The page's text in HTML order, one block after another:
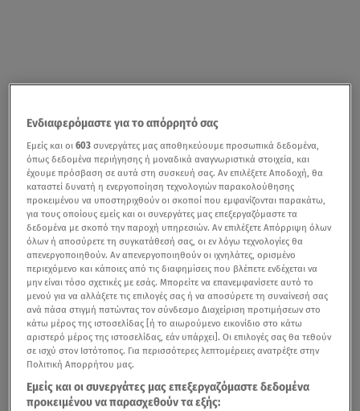
Ενδιαφερόμαστε για το απόρρητό σας
Εμείς και οι603 συνεργάτες μας αποθηκεύουμε προσωπικά δεδομένα,
όπως δεδομένα περιήγησης ή μοναδικά αναγνωριστικά στοιχεία, και
έχουμε πρόσβαση σε αυτά στη συσκευή σας. Αν επιλέξετε Αποδοχή, θα
καταστεί δυνατή η ενεργοποίηση τεχνολογιών παρακολούθησης
προκειμένου να υποστηριχθούν οι σκοποί που εμφανίζονται παρακάτω,
για τους οποίους εμείς και οι συνεργάτες μας επεξεργαζόμαστε τα
δεδομένα με σκοπό την παροχή υπηρεσιών. Αν επιλέξετε Απόρριψη όλων
όλων ή αποσύρετε τη συγκατάθεσή σας, οι εν λόγω τεχνολογίες θα
απενεργοποιηθούν. Αν απενεργοποιηθούν οι ιχνηλάτες, ορισμένο
περιεχόμενο και κάποιες από τις διαφημίσεις που βλέπετε ενδέχεται να
μην είναι τόσο σχετικές με εσάς. Μπορείτε να επανεμφανίσετε αυτό το
μενού για να αλλάξετε τις επιλογές σας ή να αποσύρετε τη συναίνεσή σας
ανά πάσα στιγμή πατώντας τον σύνδεσμο Διαχείριση προτιμήσεων στο
κάτω μέρος της ιστοσελίδας [ή το αιωρούμενο εικονίδιο στο κάτω
αριστερό μέρος της ιστοσελίδας, εάν υπάρχει]. Οι επιλογές σας θα τεθούν
σε ισχύ στον Ιστότοπος. Για περισσότερες λεπτομέρειες ανατρέξτε στην
Πολιτική Απορρήτου μας.
Εμείς και οι συνεργάτες μας επεξεργαζόμαστε δεδομένα
προκειμένου να παρασχεθούν τα εξής: